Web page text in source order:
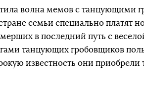
волна мемов с танцующими
семьи специально платят
в последний путь с
танцующих гробовщиков
известность они приобрели